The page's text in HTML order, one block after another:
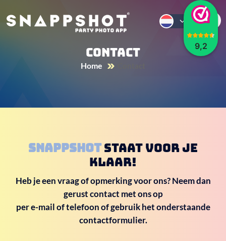
9,2
Contact
Home
SnappshotStaat voor je
klaar!
Heb je een vraag of opmerking voor ons? Neem dan
gerust contact met ons op
per e-mail of telefoon of gebruik het onderstaande
contactformulier.